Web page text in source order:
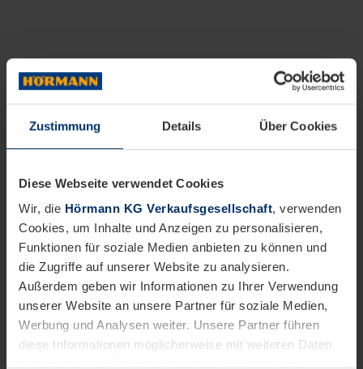
Zustimmung Details Über Cookies
Diese Webseite verwendet Cookies
Wir, die Hörmann KG Verkaufsgesellschaft, verwenden
Cookies, um Inhalte und Anzeigen zu personalisieren,
Funktionen für soziale Medien anbieten zu können und
die Zugriffe auf unserer Website zu analysieren.
Außerdem geben wir Informationen zu Ihrer Verwendung
unserer Website an unsere Partner für soziale Medien,
Werbung und Analysen weiter. Unsere Partner führen
diese Informationen möglicherweise mit weiteren Daten